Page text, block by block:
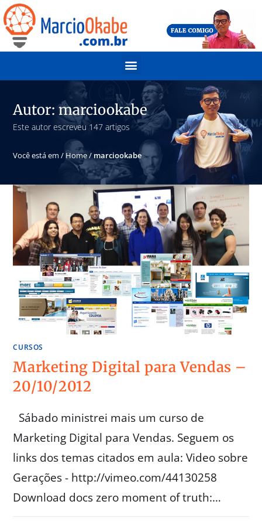
Autor:marciookabe
Este autor escreveu 147 artigos
Você está em / Home/ marciookabe
CURSOS
Marketing Digital para Vendas –
20/10/2012
Sábado ministrei mais um curso de
Marketing Digital para Vendas. Seguem os
links dos temas citados em aula: Video sobre
Gerações - http://vimeo.com/44130258
Download docs zero moment of truth:…